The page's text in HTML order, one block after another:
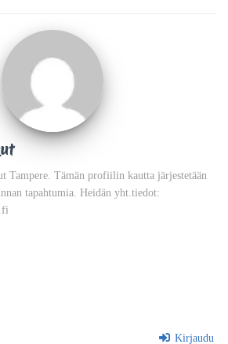
Tampere. Tämän profiilin kautta järjestetään
tapahtumia. Heidän yht.tiedot:
Kirjaudu